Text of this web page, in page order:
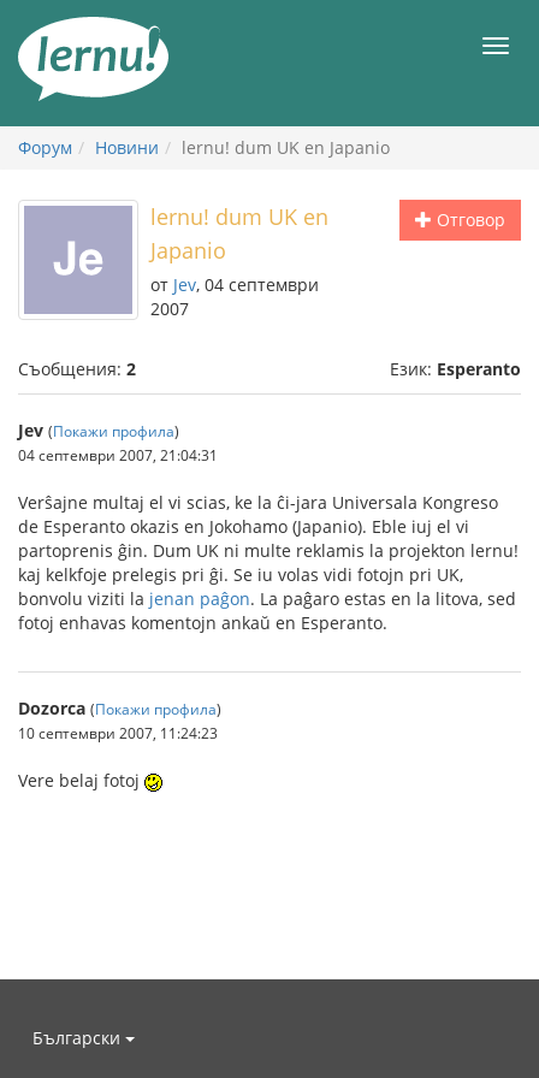
съдържанието
Форум Новини lernu! dum UK en Japanio
Отговор
lernu! dum UK en
Japanio
от Jev, 04 септември
2007
Съобщения: 2 Език: Esperanto
Jev (Покажи профила)
04 септември 2007, 21:04:31
Verŝajne multaj el vi scias, ke la ĉi-jara Universala Kongreso
de Esperanto okazis en Jokohamo (Japanio). Eble iuj el vi
partoprenis ĝin. Dum UK ni multe reklamis la projekton lernu!
kaj kelkfoje prelegis pri ĝi. Se iu volas vidi fotojn pri UK,
bonvolu viziti la jenan paĝon. La paĝaro estas en la litova, sed
fotoj enhavas komentojn ankaŭ en Esperanto.
Dozorca (Покажи профила)
10 септември 2007, 11:24:23
Vere belaj fotoj
Български